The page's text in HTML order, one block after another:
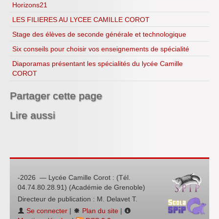
Horizons21
LES FILIERES AU LYCEE CAMILLE COROT
Stage des élèves de seconde générale et technologique
Six conseils pour choisir vos enseignements de spécialité
Diaporamas présentant les spécialités du lycée Camille
COROT
Partager cette page
Lire aussi
-2026 — Lycée Camille Corot : (Tél.
04.74.80.28.91) (Académie de Grenoble)
Directeur de publication : M. Delavet T.
Se connecter | Plan du site |